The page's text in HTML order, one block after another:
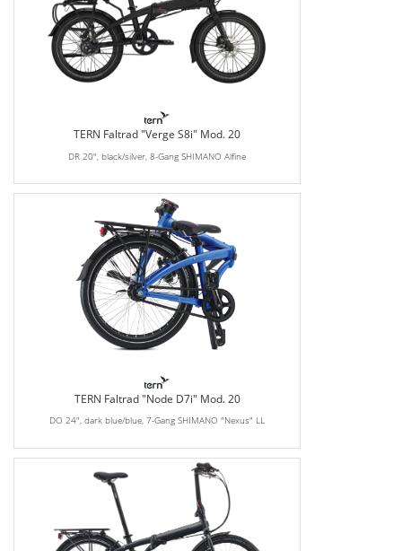
TERN Faltrad "Verge S8i" Mod. 20
DR 20", black/silver, 8-Gang SHIMANO Alfine
TERN Faltrad "Node D7i" Mod. 20
DO 24", dark blue/blue, 7-Gang SHIMANO "Nexus" LL